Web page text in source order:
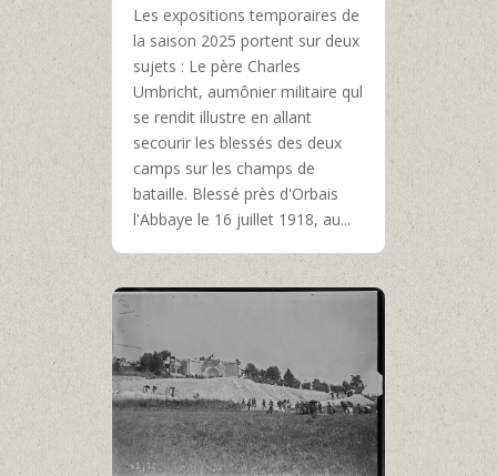
Les expositions temporaires de
la saison 2025 portent sur deux
sujets : Le père Charles
Umbricht, aumônier militaire qul
se rendit illustre en allant
secourir les blessés des deux
camps sur les champs de
bataille. Blessé près d'Orbais
l'Abbaye le 16 juillet 1918, au...